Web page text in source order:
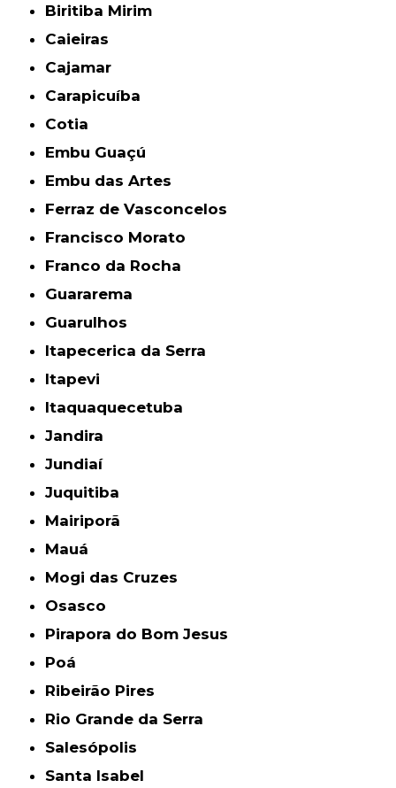
Biritiba Mirim
Caieiras
Cajamar
Carapicuíba
Cotia
Embu Guaçú
Embu das Artes
Ferraz de Vasconcelos
Francisco Morato
Franco da Rocha
Guararema
Guarulhos
Itapecerica da Serra
Itapevi
Itaquaquecetuba
Jandira
Jundiaí
Juquitiba
Mairiporã
Mauá
Mogi das Cruzes
Osasco
Pirapora do Bom Jesus
Poá
Ribeirão Pires
Rio Grande da Serra
Salesópolis
Santa Isabel